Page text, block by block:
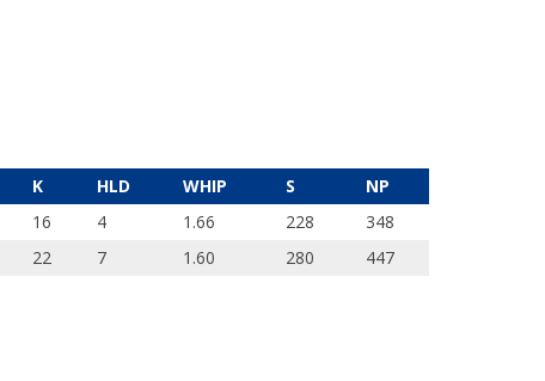
K HLD WHIP S
NP
16 4 1.66 228
348
22 7 1.60 280 447